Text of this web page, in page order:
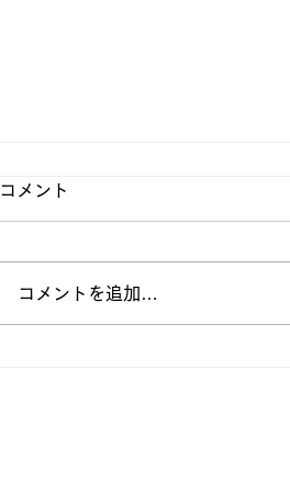
コメント
コメントを追加…